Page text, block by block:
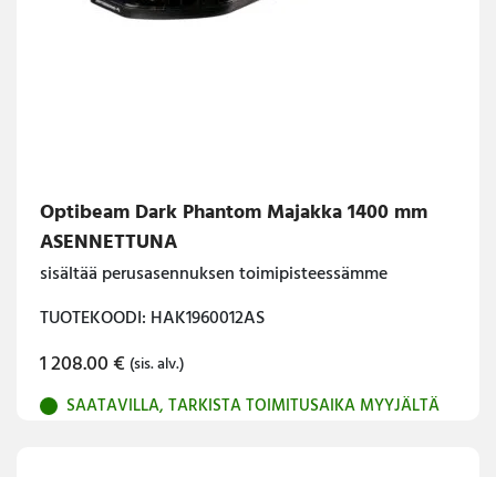
Optibeam Dark Phantom Majakka 1400 mm
ASENNETTUNA
sisältää perusasennuksen toimipisteessämme
TUOTEKOODI: HAK1960012AS
1 208.00€ (sis. alv.)
SAATAVILLA, TARKISTA TOIMITUSAIKA MYYJÄLTÄ